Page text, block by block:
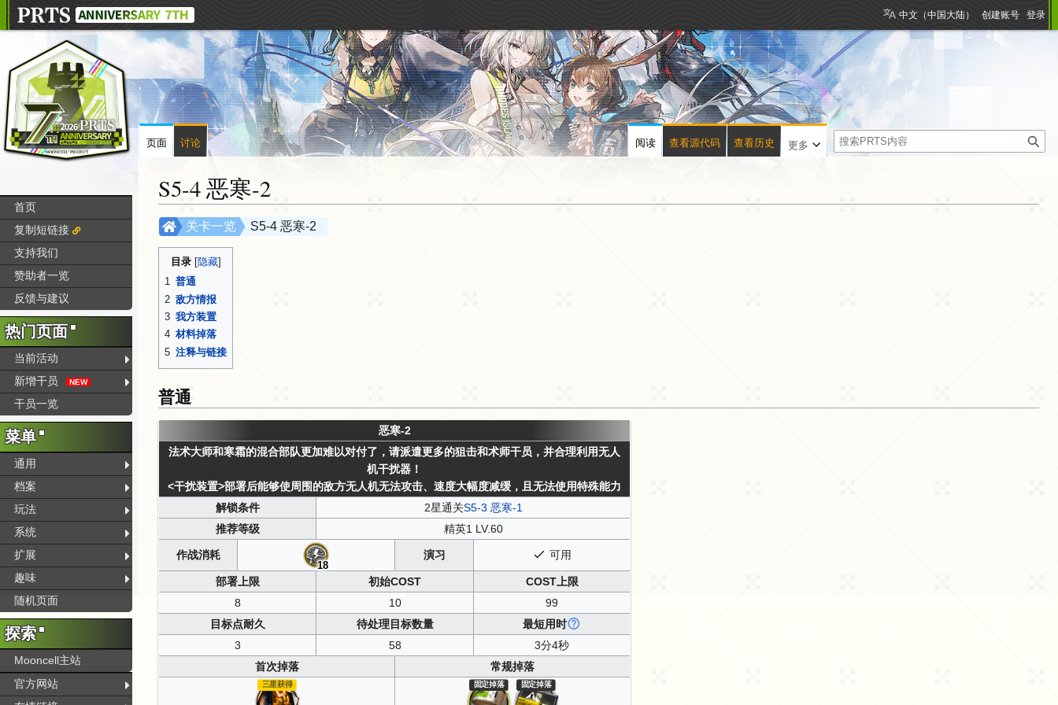
S5-4 恶寒-2
跳
导
航
跳
搜
索
S5-4 恶寒-2
关卡一览
目录
1 普通
2 敌方情报
3 我方装置
4 材料掉落
5 注释与链接
普通
恶寒-2
法术大师和寒霜的混合部队更加难以对付了，请派遣更多的狙击和术师干员，并合理利用无人
机干扰器！
<干扰装置>部署后能够使周围的敌方无人机无法攻击、速度大幅度减缓，且无法使用特殊能力
解锁条件
2星通关S5-3 恶寒-1
推荐等级
精英1 LV.60
作战消耗
18
演习 可用
部署上限 初始COST
COST上限
8
10
99
目标点耐久
待处理目标数量
最短用时
3
58
3分4秒
首次掉落
常规掉落
三星获得 固定掉落 固定掉落
中文（中国大陆） 创建账号 登录
页面 讨论 阅读 查看源代码 查看历史 更多
搜
索
首页
复制短链接
支持我们
赞助者一览
反馈与建议
热门页面
当前活动
新增干员
NEW
干员一览
菜单
通用
档案
玩法
系统
扩展
趣味
随机页面
探索
Mooncell主站
官方网站